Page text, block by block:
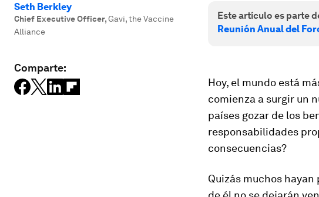
Seth Berkley
Chief Executive Officer,Gavi, the Vaccine
Alliance
Comparte:
Este artículo es parte
Reunión Anual del
Hoy, el mundo está
comienza a surgir un
países gozar de los
responsabilidades
consecuencias?
Quizás muchos